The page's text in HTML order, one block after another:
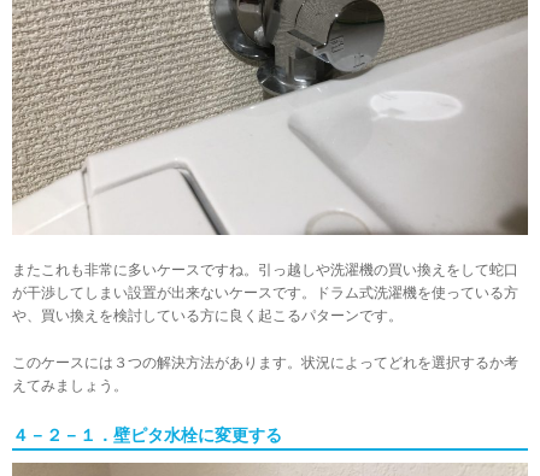
またこれも非常に多いケースですね。引っ越しや洗濯機の買い換えをして蛇口
が干渉してしまい設置が出来ないケースです。ドラム式洗濯機を使っている方
や、買い換えを検討している方に良く起こるパターンです。
このケースには３つの解決方法があります。状況によってどれを選択するか考
えてみましょう。
４－２－１．壁ピタ水栓に変更する